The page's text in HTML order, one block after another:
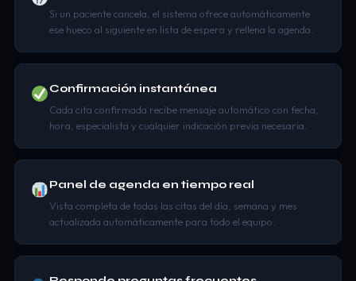
Si un paciente cancela, el sistema ofrece automáticamente
ese hueco al siguiente en lista de espera y rellena la agenda.
Confirmación instantánea
Cada cita confirmada recibe mensaje automático con fecha,
hora, especialista y cualquier indicación previa necesaria.
Panel de agenda en tiempo real
Vista completa de todas las citas del día, semana y mes
actualizada automáticamente para todo el equipo.